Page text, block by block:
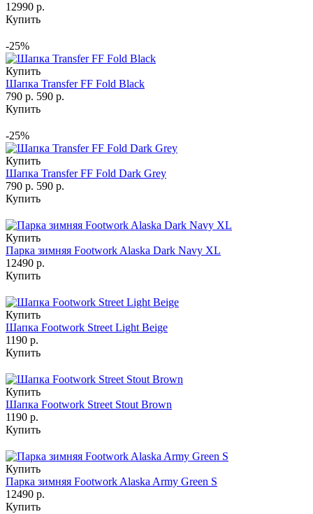
12990 р.
Купить
-25%
Купить
Шапка Transfer FF Fold Black
790 р. 590 р.
Купить
-25%
Купить
Шапка Transfer FF Fold Dark Grey
790 р. 590 р.
Купить
Купить
Парка зимняя Footwork Alaska Dark Navy XL
12490 р.
Купить
Купить
Шапка Footwork Street Light Beige
1190 р.
Купить
Купить
Шапка Footwork Street Stout Brown
1190 р.
Купить
Купить
Парка зимняя Footwork Alaska Army Green S
12490 р.
Купить